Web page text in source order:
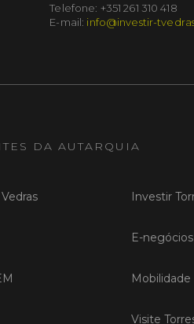
Telefone: +351 261 310 418
E-mail: info@investir-
DA AUTARQUIA
Investir
E-negócios
Mobilidade
Visite